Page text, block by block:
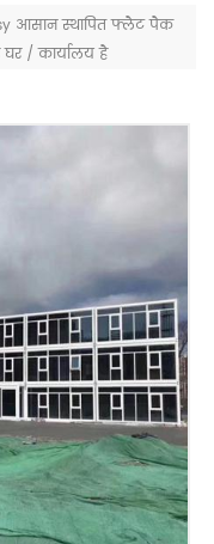
आसान स्थापित फ्लैट पैक
घर / कार्यालय है